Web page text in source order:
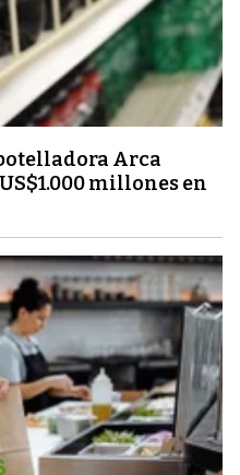
Arca
millones en